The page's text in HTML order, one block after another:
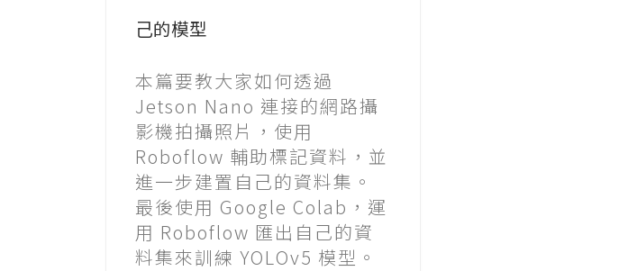
己的模型
本篇要教大家如何透過
Jetson Nano 連接的網路攝
影機拍攝照片，使用
Roboflow 輔助標記資料，並
進一步建置自己的資料集。
最後使用 Google Colab，運
用 Roboflow 匯出自己的資
料集來訓練 YOLOv5 模型。